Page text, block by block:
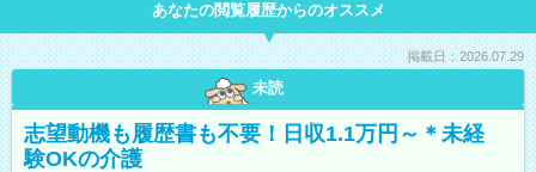
あなたの閲覧履歴からのオススメ
掲載日：2026.07.29
未読
志望動機も履歴書も不要！日収1.1万円～＊未経
験OKの介護